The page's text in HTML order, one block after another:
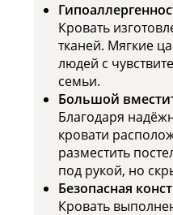
Кровать
тканей. Мягкие
людей с
семьи.
Большой
Благодаря
кровати
разместить
под рукой, но
Безопасная
Кровать